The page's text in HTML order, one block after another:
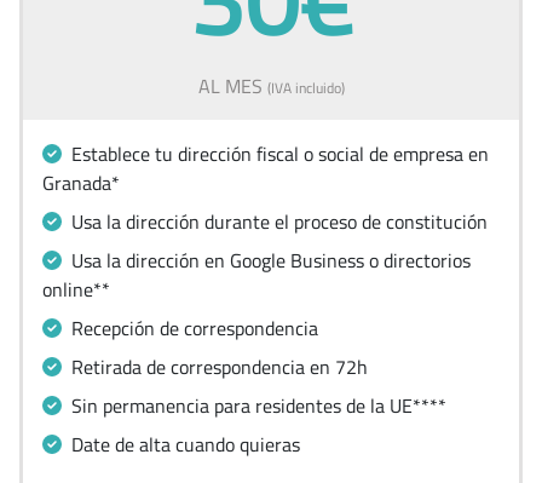
AL MES (IVA incluido)
Establece tu dirección fiscal o social de empresa en
Granada*
Usa la dirección durante el proceso de constitución
Usa la dirección en Google Business o directorios
online**
Recepción de correspondencia
Retirada de correspondencia en 72h
Sin permanencia para residentes de la UE****
Date de alta cuando quieras